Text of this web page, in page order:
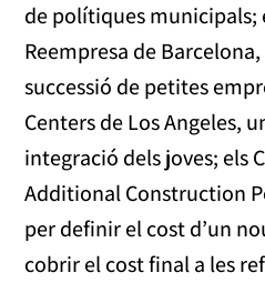
de polítiques municipals;
Reempresa de
successió de petites
Centers de Los Angeles,
integració dels joves; els
Additional Construction
per definir el cost d’un
cobrir el cost final a les